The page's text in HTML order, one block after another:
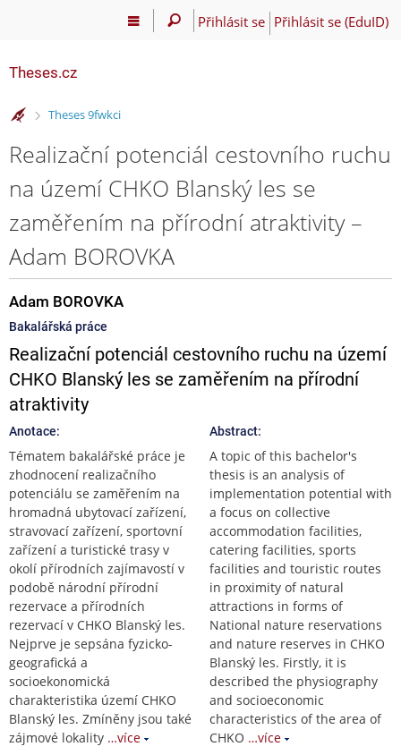
Přihlásit se Přihlásit se (EduID)
Theses.cz
>
Theses 9fwkci
Realizační potenciál cestovního ruchu
na území CHKO Blanský les se
zaměřením na přírodní atraktivity –
Adam BOROVKA
Adam BOROVKA
Bakalářská práce
Realizační potenciál cestovního ruchu na území
CHKO Blanský les se zaměřením na přírodní
atraktivity
Anotace:
Tématem bakalářské práce je
zhodnocení realizačního
potenciálu se zaměřením na
hromadná ubytovací zařízení,
stravovací zařízení, sportovní
zařízení a turistické trasy v
okolí přírodních zajímavostí v
podobě národní přírodní
rezervace a přírodních
rezervací v CHKO Blanský les.
Nejprve je sepsána fyzicko-
geografická a
socioekonomická
charakteristika území CHKO
Blanský les. Zmíněny jsou také
zájmové lokality …více
Abstract:
A topic of this bachelor's
thesis is an analysis of
implementation potential with
a focus on collective
accommodation facilities,
catering facilities, sports
facilities and touristic routes
in proximity of natural
attractions in forms of
National nature reservations
and nature reserves in CHKO
Blanský les. Firstly, it is
described the physiography
and socioeconomic
characteristics of the area of
CHKO …více